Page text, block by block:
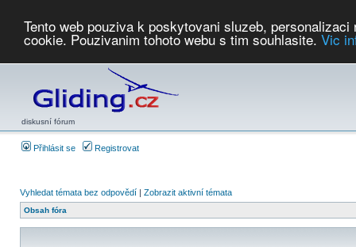
Tento web pouziva k poskytovani sluzeb,
cookie. Pouzivanim tohoto webu s tim souhlasite. Vic
diskusní fórum
Přihlásit se Registrovat
Vyhledat témata bez odpovědí | Zobrazit aktivní témata
Obsah fóra